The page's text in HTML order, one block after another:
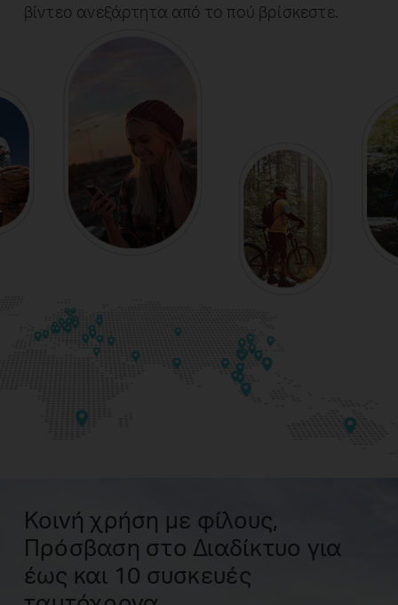
βίντεο ανεξάρτητα από το πού βρίσκεστε.
Κοινή χρήση με φίλους,
Πρόσβαση στο Διαδίκτυο για
έως και 10 συσκευές